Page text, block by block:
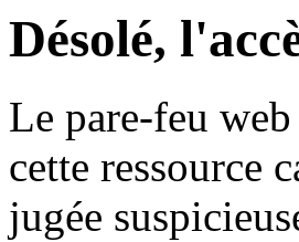
Désolé,
Le pare-feu
cette ressource
jugée